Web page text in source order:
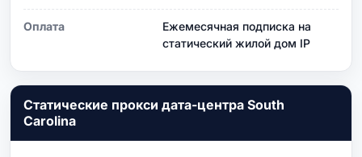
Оплата
Ежемесячная подписка на
статический жилой дом IP
Статические прокси дата-центра South
Carolina